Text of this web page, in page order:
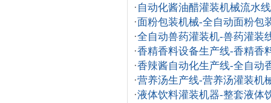
· 自动化酱油醋灌装机械流水
·面粉包装机械-全自动面粉包
·全自动兽药灌装机-兽药灌装
·香精香料设备生产线-香精香
·香辣酱自动化生产线-全自动
·营养汤生产线-营养汤灌装机
·液体饮料灌装机器-整套液体